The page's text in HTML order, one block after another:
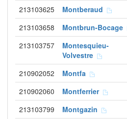
213103625 Montberaud
213103658 Montbrun-Bocage
213103757
Montesquieu-
Volvestre
210902052 Montfa
210902060 Montferrier
213103799 Montgazin